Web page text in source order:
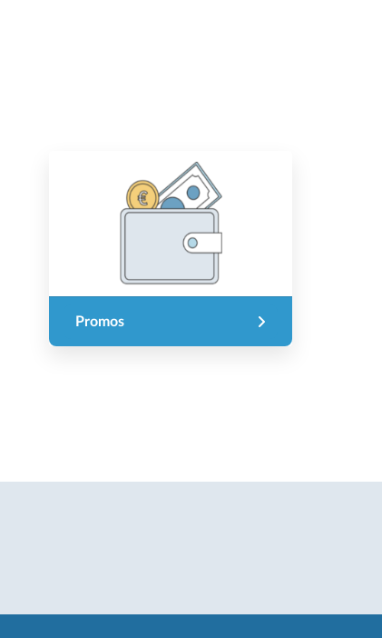
Promos